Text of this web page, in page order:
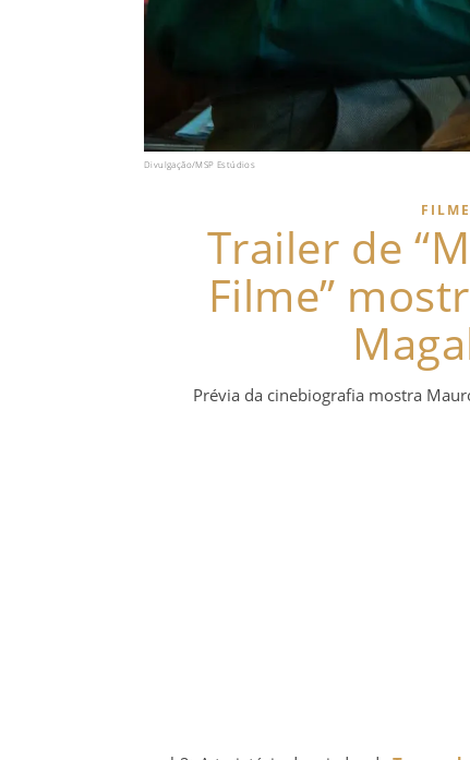
Divulgação/MSP Estúdios
FILME
Trailer de
Filme”
Prévia da cinebiografia mostra